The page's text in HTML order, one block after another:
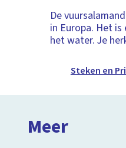
De
in Europa. Het is
het water. Je
Steken en
Meer